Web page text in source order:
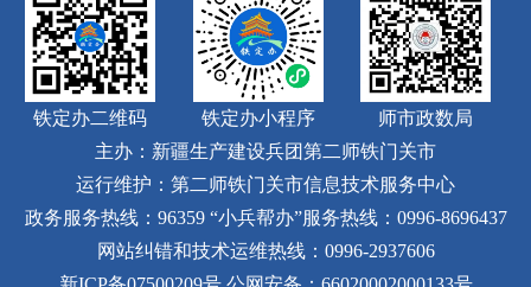
铁定办二维码 铁定办小程序
师市政数局
主办：新疆生产建设兵团第二师铁门关市
运行维护：第二师铁门关市信息技术服务中心
政务服务热线：96359 “小兵帮办”服务热线：0996-8696437
网站纠错和技术运维热线：0996-2937606